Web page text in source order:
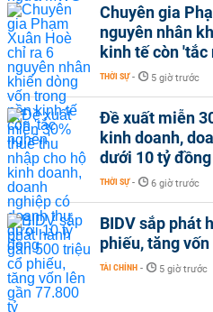
Chuyên gia
nguyên nhân
kinh tế còn 'tắc
THỜI SỰ - 5 giờ trước
Đề xuất miễn
kinh doanh,
dưới 10 tỷ đồng
THỜI SỰ - 6 giờ trước
BIDV sắp phát
phiếu, tăng
TÀI CHÍNH - 5 giờ trước